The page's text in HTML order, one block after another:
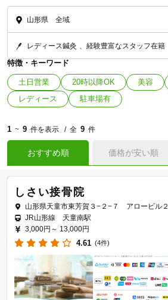
山形県 全域
レディース鍼灸 経験豊富なスタッフ在籍
特徴・キーワード
土日営業 20時以降OK 美容
レディース
駐車場有
1 ~ 9 件を表示 全 9 件
おすすめ順 価格が安い順
しさい接骨院
山形県天童市東芳賀３−２−７ アロービル２
JR山形線 天童南駅
3,000円～ 13,000円
4.61 (4件)
「健康にはりを見た」